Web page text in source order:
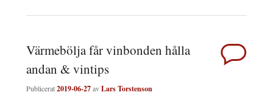
Värmebölja får vinbonden hålla
andan & vintips
Publicerat2019-06-27avLars Torstenson